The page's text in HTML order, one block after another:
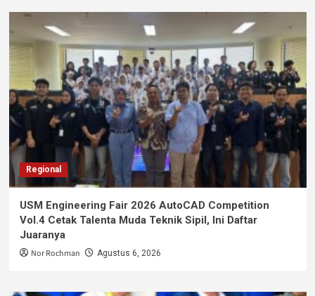
Regional
USM Engineering Fair 2026 AutoCAD Competition
Vol.4 Cetak Talenta Muda Teknik Sipil, Ini Daftar
Juaranya
Nor Rochman Agustus 6, 2026